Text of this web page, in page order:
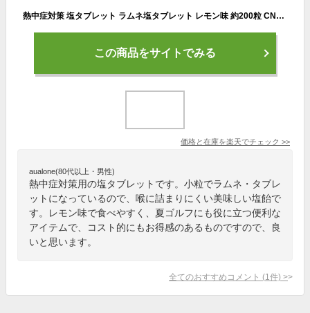
熱中症対策 塩タブレット ラムネ塩タブレット レモン味 約200粒 CN3017-L 熱中症予防 塩分補給 工事現場 業員 塩飴 猛暑対策 業務用 塩あめ 塩アメ 建設業 スポーツ 塩分チャージタブレット つくし工房 大容量 徳用 美味しい
この商品をサイトでみる
価格と在庫を楽天でチェック >>
aualone(80代以上・男性)
熱中症対策用の塩タブレットです。小粒でラムネ・タブレ
ットになっているので、喉に詰まりにくい美味しい塩飴で
す。レモン味で食べやすく、夏ゴルフにも役に立つ便利な
アイテムで、コスト的にもお得感のあるものですので、良
いと思います。
全てのおすすめコメント (1 件) >